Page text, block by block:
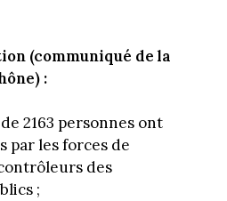
(communiqué de la
:
2163 personnes ont
par les forces de
des
;